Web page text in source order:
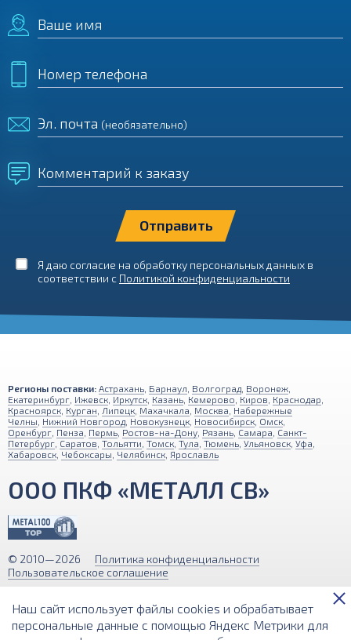
Ваше имя
Номер телефона
Эл. почта (необязательно)
Комментарий к заказу
Я даю согласие на обработку персональных данных в
соответствии с Политикой конфиденциальности
Регионы поставки: Астрахань Барнаул Волгоград Воронеж
Екатеринбург Ижевск Иркутск Казань Кемерово Киров Краснодар
Красноярск Курган Липецк Махачкала Москва Набережные
Челны Нижний Новгород Новокузнецк Новосибирск Омск
Оренбург Пенза Пермь Ростов-на-Дону Рязань Самара Санкт-
Петербург Саратов Тольятти Томск Тула Тюмень Ульяновск Уфа
Хабаровск Чебоксары Челябинск Ярославль
ООО ПКФ «МЕТАЛЛ СВ»
© 2010—2026
Политика конфиденциальности
Пользовательское соглашение
на этом интернет-сайте носит исключительно информационный
характер и ни при каких условиях не является публичной офертой,
определяемой положениями Статьи 437 (2) Гражданского кодекса РФ.
Наш сайт использует файлы cookies и обрабатывает
персональные данные с помощью Яндекс Метрики для